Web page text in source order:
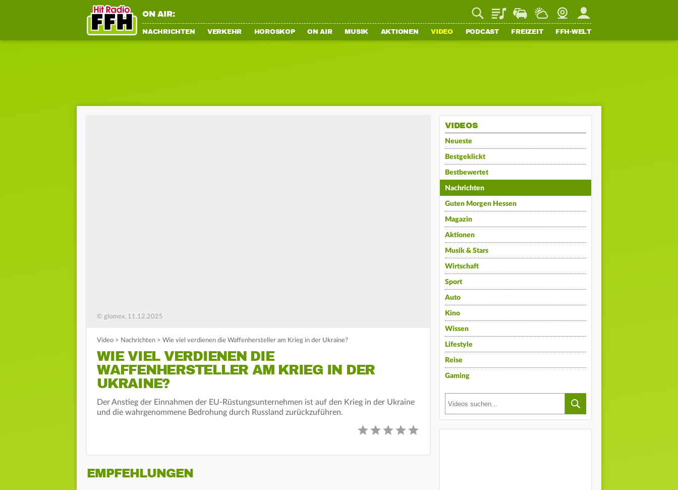
ON AIR: PlaylistStaupilotWetterWebcamMein FFH
NACHRICHTEN VERKEHR HOROSKOP ON AIR MUSIK AKTIONEN VIDEO PODCAST FREIZEIT FFH-WELT
© glomex, 11.12.2025
Video > Nachrichten > Wie viel verdienen die Waffenhersteller am Krieg in der Ukraine?
WIE VIEL VERDIENEN DIE
WAFFENHERSTELLER AM KRIEG IN DER
UKRAINE?
Der Anstieg der Einnahmen der EU-Rüstungsunternehmen ist auf den Krieg in der Ukraine
und die wahrgenommene Bedrohung durch Russland zurückzuführen.
EMPFEHLUNGEN
VIDEOS
Neueste
Bestgeklickt
Bestbewertet
Nachrichten
Guten Morgen Hessen
Magazin
Aktionen
Musik & Stars
Wirtschaft
Sport
Auto
Kino
Wissen
Lifestyle
Reise
Gaming